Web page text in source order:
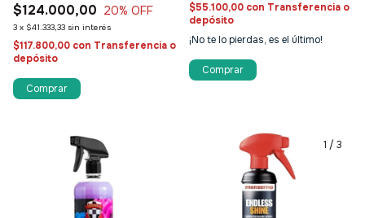
$124.000,00 20% OFF
3 x $41.333,33 sin interés
$117.800,00 con Transferencia o
depósito
$55.100,00 con Transferencia o
depósito
¡No te lo pierdas, es el último!
1 / 3